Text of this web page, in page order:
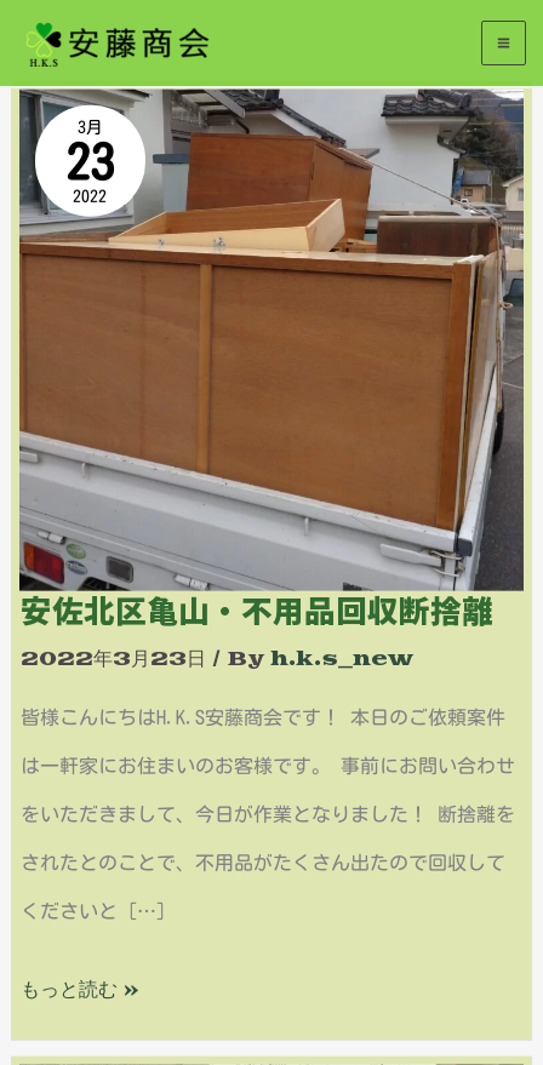
2022年3月
3月
23
2022
安佐北区亀山・不用品回収断捨離
2022年3月23日 / By h.k.s_new
皆様こんにちはH.K.S安藤商会です！ 本日のご依頼案件
は一軒家にお住まいのお客様です。 事前にお問い合わせ
をいただきまして、今日が作業となりました！ 断捨離を
されたとのことで、不用品がたくさん出たので回収して
くださいと […]
安
佐
北
区
用
回
収
もっと読む »